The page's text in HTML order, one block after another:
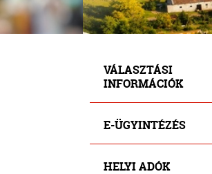
VÁLASZTÁSI
INFORMÁCIÓK
E-ÜGYINTÉZÉS
HELYI ADÓK